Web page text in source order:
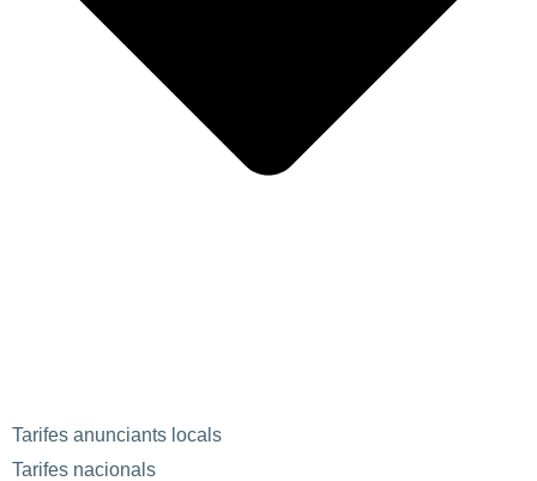
Tarifes anunciants locals
Tarifes nacionals